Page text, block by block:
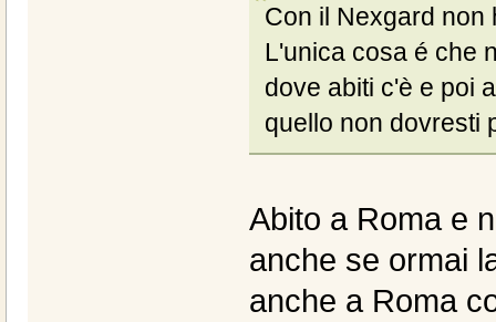
Con il Nexgard non
L'unica cosa é che
dove abiti c'è e poi
quello non dovresti
Abito a Roma e
anche se ormai
anche a Roma